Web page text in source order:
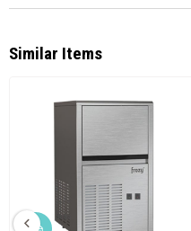
Similar Items